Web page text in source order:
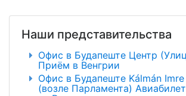
Наши представительства
Офис в Будапеште Центр
Приём в Венгрии
Офис в Будапеште Kálmán
(возле Парламента)